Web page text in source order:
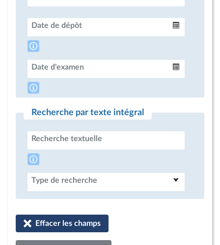
Date de dépôt
Date d'examen
Recherche par texte intégral
Recherche textuelle
Type de recherche
Effacer les champs